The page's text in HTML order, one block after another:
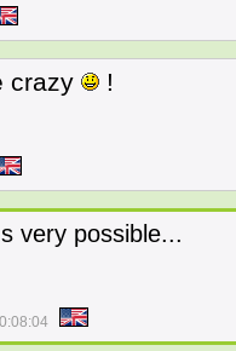
crazy !
very possible...